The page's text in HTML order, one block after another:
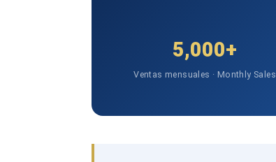
5,000+
Ventas mensuales · Monthly Sales